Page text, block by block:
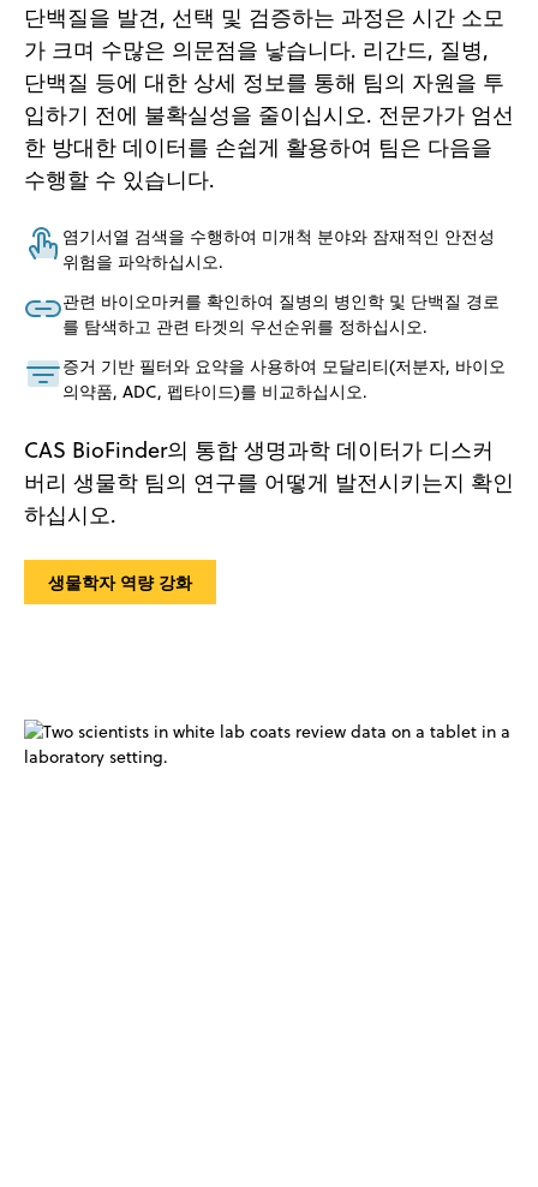
단백질을 발견, 선택 및 검증하는 과정은 시간 소모
가 크며 수많은 의문점을 낳습니다. 리간드, 질병,
단백질 등에 대한 상세 정보를 통해 팀의 자원을 투
입하기 전에 불확실성을 줄이십시오. 전문가가 엄선
한 방대한 데이터를 손쉽게 활용하여 팀은 다음을
수행할 수 있습니다.
염기서열 검색을 수행하여 미개척 분야와 잠재적인 안전성
위험을 파악하십시오.
관련 바이오마커를 확인하여 질병의 병인학 및 단백질 경로
를 탐색하고 관련 타겟의 우선순위를 정하십시오.
증거 기반 필터와 요약을 사용하여 모달리티(저분자, 바이오
의약품, ADC, 펩타이드)를 비교하십시오.
CAS BioFinder의 통합 생명과학 데이터가 디스커
버리 생물학 팀의 연구를 어떻게 발전시키는지 확인
하십시오.
생물학자 역량 강화